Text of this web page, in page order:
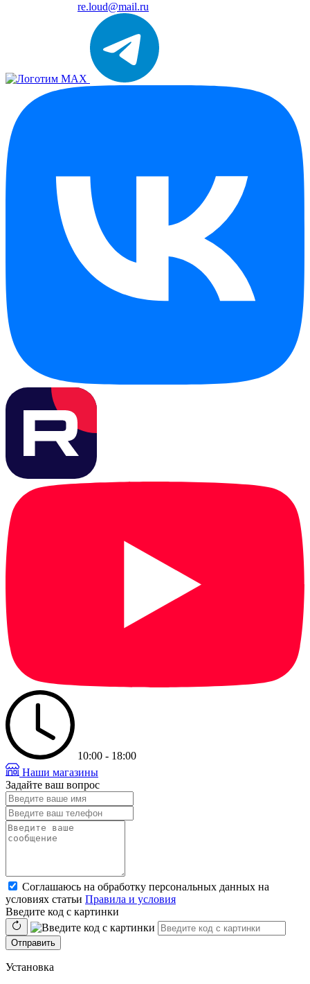
re.loud@mail.ru
10:00 - 18:00
Наши магазины
Задайте ваш вопрос
Соглашаюсь на обработку персональных данных на
условиях статьи Правила и условия
Введите код с картинки
Отправить
Установка